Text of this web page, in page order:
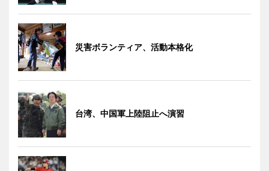
災害ボランティア、活動本格化
台湾、中国軍上陸阻止へ演習